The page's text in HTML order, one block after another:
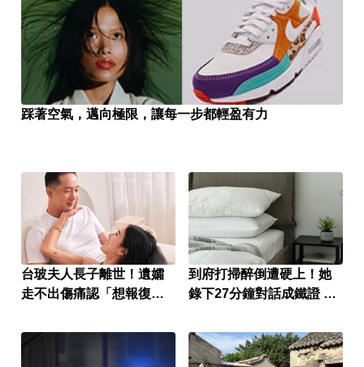
踩著空氣，邁向極限，讓每一步都輕盈有力
台玻夫人長子離世！遺孀
走不出傷痛認「想報復」
到府打掃醉倒遭硬上！她
錄下27分鐘對話成鐵證 屏